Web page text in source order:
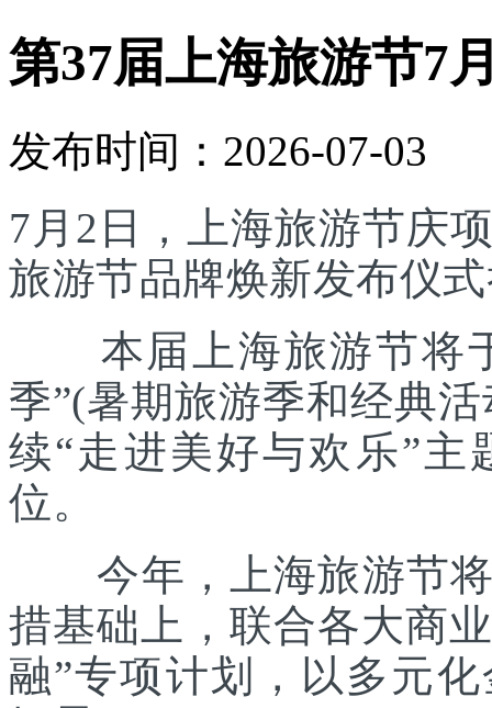
第37届上海旅游节7
发布时间：2026-07-03
7月2日，上海旅游节庆
旅游节品牌焕新发布仪
本届上海旅游节将于
季”(暑期旅游季和经典
续“走进美好与欢乐”主
位。
今年，上海旅游节将
措基础上，联合各大商
融”专项计划，以多元